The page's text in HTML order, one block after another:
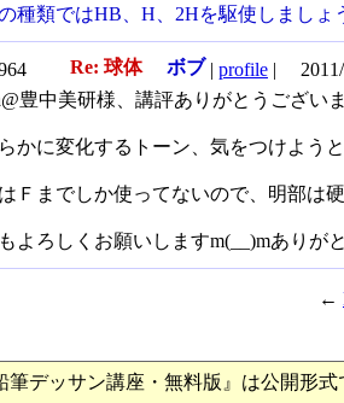
種類ではHB、H、2Hを駆使しましょ
Re: 球体 ボブ | profile |
2011/
豊中美研様、講評ありがとうござい
かに変化するトーン、気をつけよう
Ｆまでしか使ってないので、明部は
よろしくお願いしますm(__)mありが
←
筆デッサン講座・無料版』は公開形